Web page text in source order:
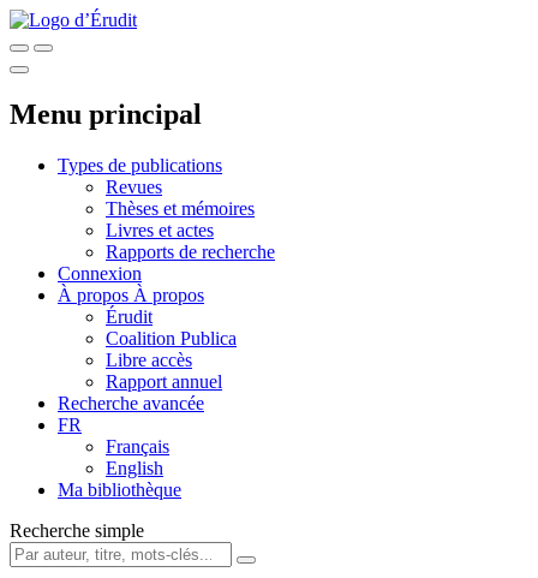
Menu principal
Types de publications
Revues
Thèses et mémoires
Livres et actes
Rapports de recherche
Connexion
À propos À propos
Érudit
Coalition Publica
Libre accès
Rapport annuel
Recherche avancée
FR
Français
English
Ma bibliothèque
Recherche simple